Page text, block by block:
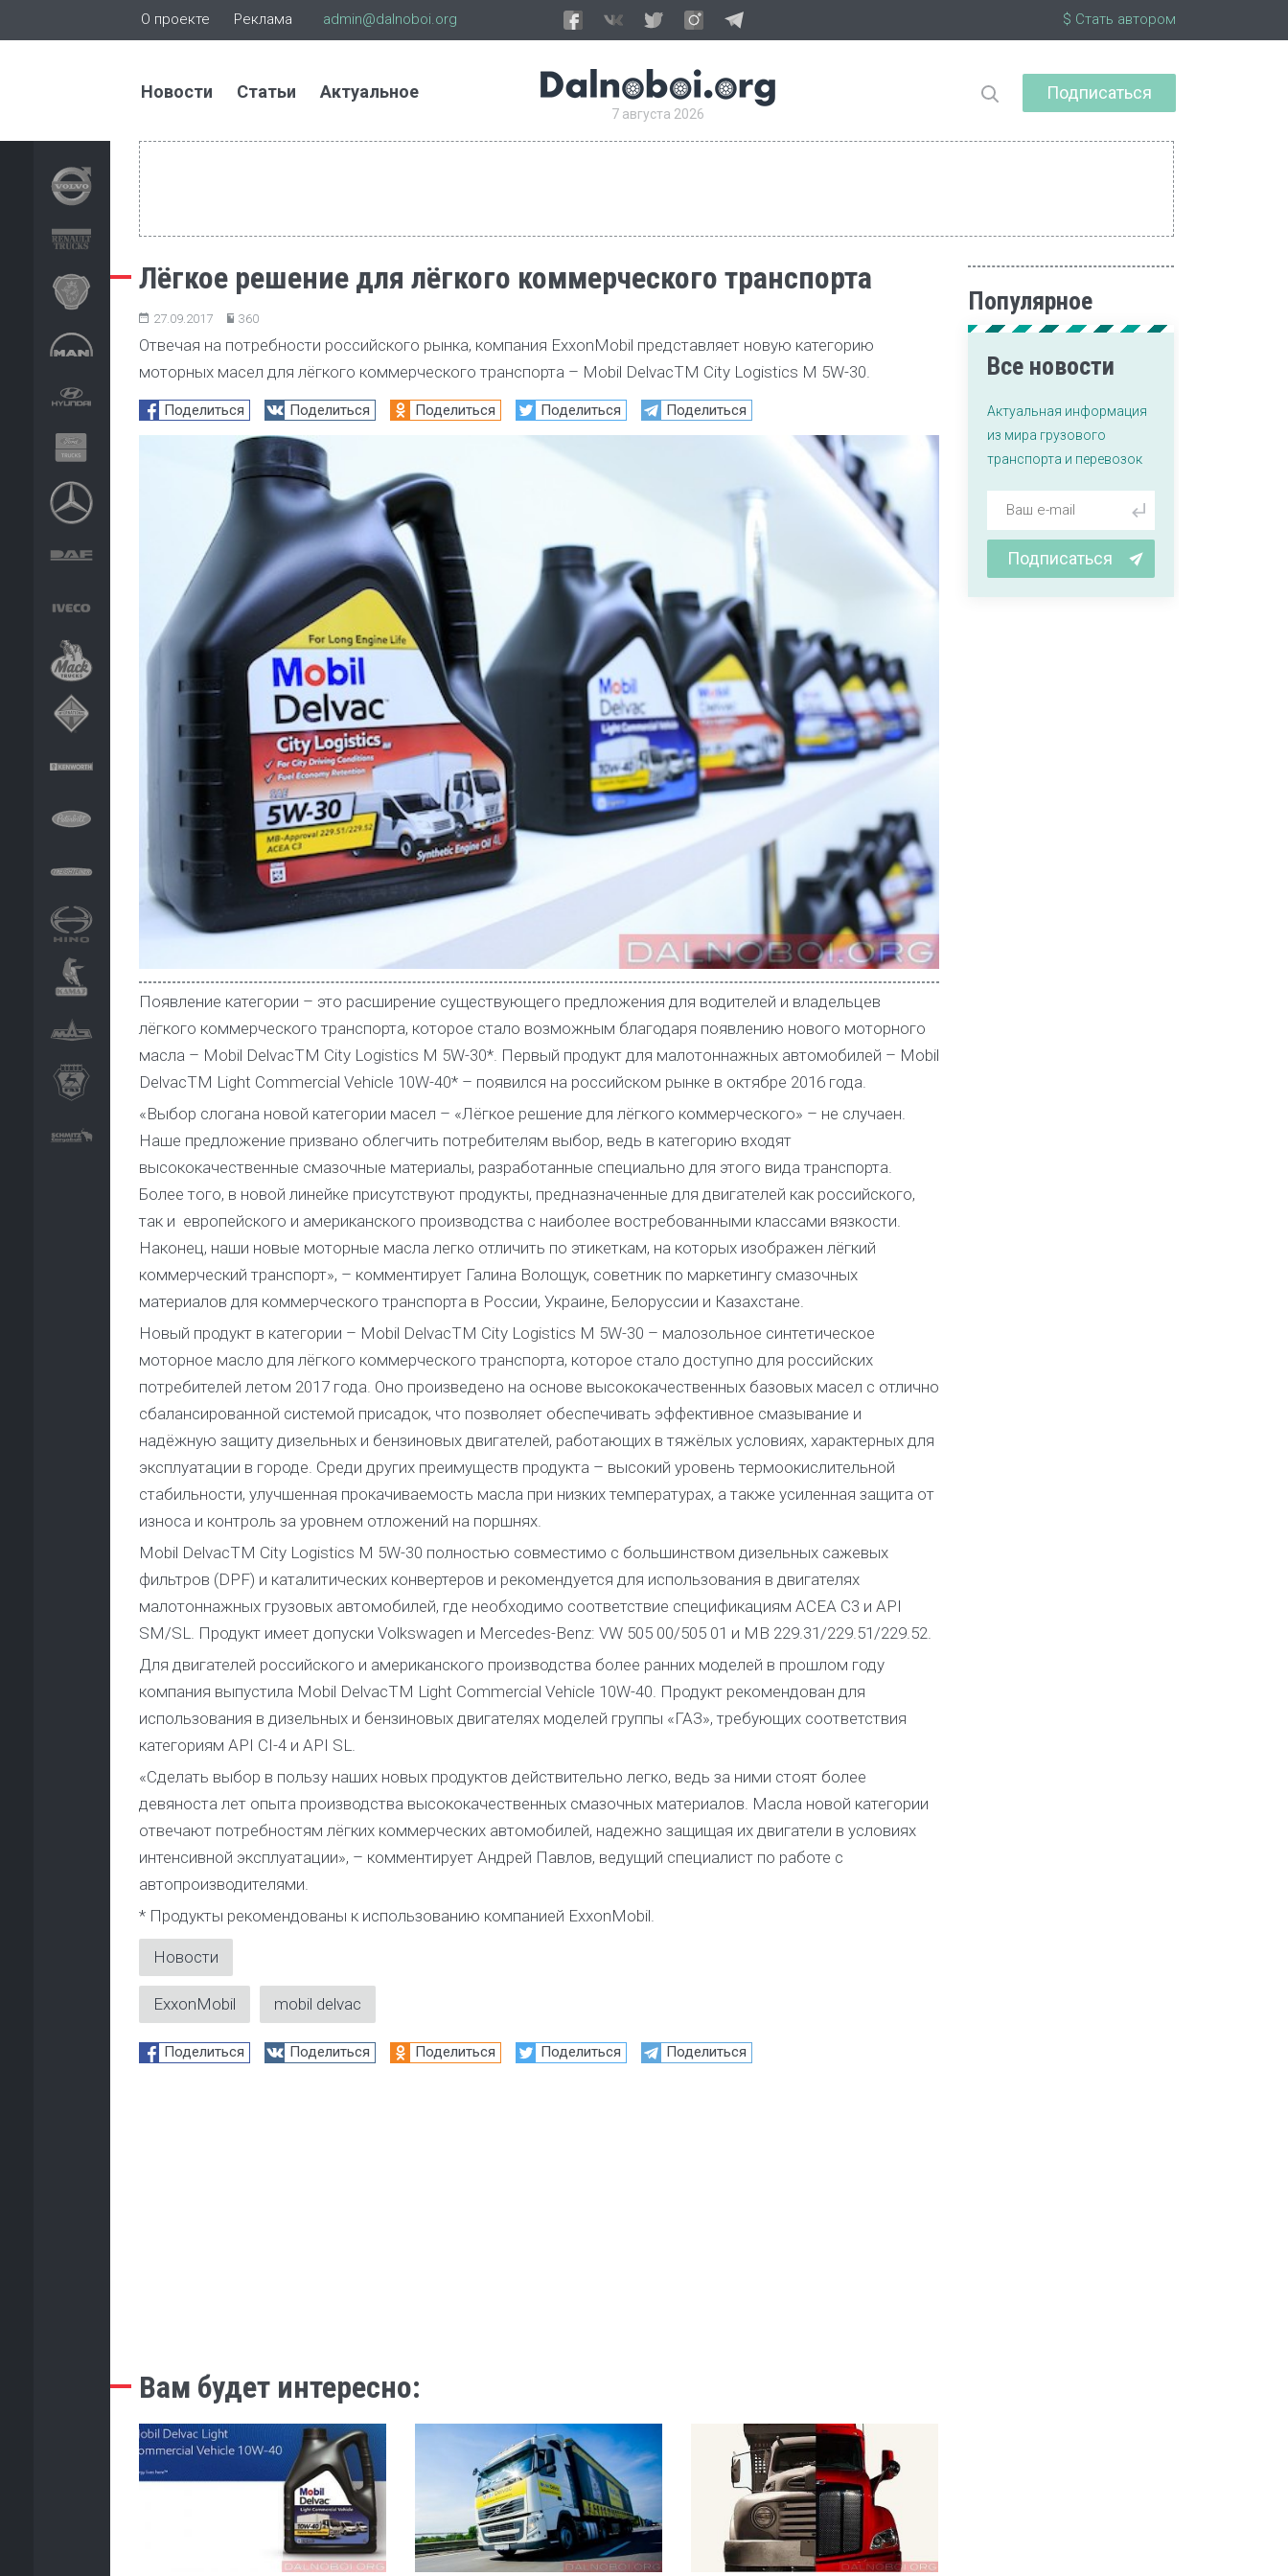
О проекте Реклама admin@dalnoboi.org $ Стать автором
Новости Статьи Актуальное
7 августа 2026
Подписаться
Лёгкое решение для лёгкого коммерческого транспорта
27.09.2017 360
Отвечая на потребности российского рынка, компания ExxonMobil представляет новую категорию
моторных масел для лёгкого коммерческого транспорта – Mobil DelvacTM City Logistics M 5W-30.
Поделиться Поделиться Поделиться Поделиться Поделиться
Появление категории – это расширение существующего предложения для водителей и владельцев
лёгкого коммерческого транспорта, которое стало возможным благодаря появлению нового моторного
масла – Mobil DelvacTM City Logistics M 5W-30*. Первый продукт для малотоннажных автомобилей – Mobil
DelvacTM Light Commercial Vehicle 10W-40* – появился на российском рынке в октябре 2016 года.
«Выбор слогана новой категории масел – «Лёгкое решение для лёгкого коммерческого» – не случаен.
Наше предложение призвано облегчить потребителям выбор, ведь в категорию входят
высококачественные смазочные материалы, разработанные специально для этого вида транспорта.
Более того, в новой линейке присутствуют продукты, предназначенные для двигателей как российского,
так и европейского и американского производства с наиболее востребованными классами вязкости.
Наконец, наши новые моторные масла легко отличить по этикеткам, на которых изображен лёгкий
коммерческий транспорт», – комментирует Галина Волощук, советник по маркетингу смазочных
материалов для коммерческого транспорта в России, Украине, Белоруссии и Казахстане.
Новый продукт в категории – Mobil DelvacTM City Logistics M 5W-30 – малозольное синтетическое
моторное масло для лёгкого коммерческого транспорта, которое стало доступно для российских
потребителей летом 2017 года. Оно произведено на основе высококачественных базовых масел с отлично
сбалансированной системой присадок, что позволяет обеспечивать эффективное смазывание и
надёжную защиту дизельных и бензиновых двигателей, работающих в тяжёлых условиях, характерных для
эксплуатации в городе. Среди других преимуществ продукта – высокий уровень термоокислительной
стабильности, улучшенная прокачиваемость масла при низких температурах, а также усиленная защита от
износа и контроль за уровнем отложений на поршнях.
Mobil DelvacTM City Logistics M 5W-30 полностью совместимо с большинством дизельных сажевых
фильтров (DPF) и каталитических конвертеров и рекомендуется для использования в двигателях
малотоннажных грузовых автомобилей, где необходимо соответствие спецификациям ACEA C3 и API
SM/SL. Продукт имеет допуски Volkswagen и Mercedes-Benz: VW 505 00/505 01 и MB 229.31/229.51/229.52.
Для двигателей российского и американского производства более ранних моделей в прошлом году
компания выпустила Mobil DelvacTM Light Commercial Vehicle 10W-40. Продукт рекомендован для
использования в дизельных и бензиновых двигателях моделей группы «ГАЗ», требующих соответствия
категориям API CI-4 и API SL.
«Сделать выбор в пользу наших новых продуктов действительно легко, ведь за ними стоят более
девяноста лет опыта производства высококачественных смазочных материалов. Масла новой категории
отвечают потребностям лёгких коммерческих автомобилей, надежно защищая их двигатели в условиях
интенсивной эксплуатации», – комментирует Андрей Павлов, ведущий специалист по работе с
автопроизводителями.
* Продукты рекомендованы к использованию компанией ExxonMobil.
Новости
ExxonMobil mobil delvac
Поделиться Поделиться Поделиться Поделиться Поделиться
Вам будет интересно:
Популярное
Все новости
Актуальная информация
из мира грузового
транспорта и перевозок
Подписаться